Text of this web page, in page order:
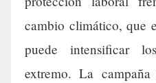
cambio climático, que
puede intensificar
extremo. La